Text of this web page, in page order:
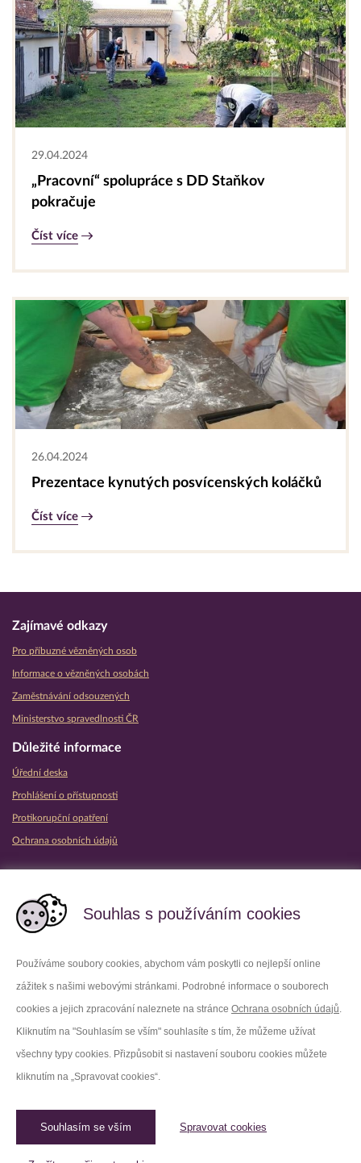
Souhlas s používáním cookies
Používáme soubory cookies, abychom vám poskytli co nejlepší online
zážitek s našimi webovými stránkami. Podrobné informace o souborech
cookies a jejich zpracování naleznete na stránce Ochrana osobních údajů.
Kliknutím na "Souhlasím se vším" souhlasíte s tím, že můžeme užívat
všechny typy cookies. Přizpůsobit si nastavení souboru cookies můžete
kliknutím na „Spravovat cookies“.
Souhlasím se vším Spravovat cookies
29.04.2024
„Pracovní“ spolupráce s DD Staňkov
pokračuje
Číst více
26.04.2024
Prezentace kynutých posvícenských koláčků
Číst více
Zajímavé odkazy
Pro příbuzné vězněných osob
Informace o vězněných osobách
Zaměstnávání odsouzených
Ministerstvo spravedlnosti ČR
Důležité informace
Úřední deska
Prohlášení o přístupnosti
Protikorupční opatření
Ochrana osobních údajů
Facebook Youtube
LinkedIn